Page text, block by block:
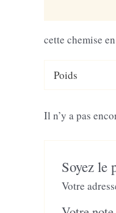
cette chemise
Poids
Il n’y a pas
Soyez le
Votre